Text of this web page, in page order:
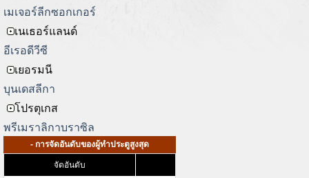
เมเจอร์ลีกซอกเกอร์
เนเธอร์แลนด์
อีเรอดีวีซี
เยอรมนี
บุนเดสลีกา
โปรตุเกส
พรีเมราลิกาบราซิล
- การจัดอันดับของผู้ทำประตูสูงสุด
จัดอันดับ